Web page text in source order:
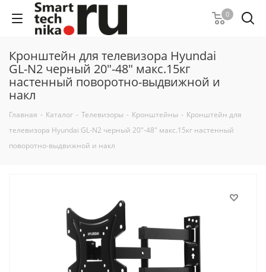
0
Кронштейн для телевизора Hyundai
GL-N2 черный 20"-48" макс.15кг
настенный поворотно-выдвижной и
накл
Главная - Каталог - Телевизоры - Кронштейны - Кронштейн для
телевизора Hyundai GL-N2 черный 20"-48" макс.15кг настенный
поворотно-выдвижной и накл